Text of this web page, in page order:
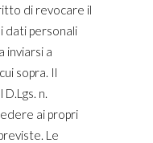
di revocare il
dati personali
inviarsi a
sopra. Il
n.
ai propri
Le